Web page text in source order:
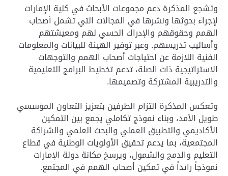
وتشجع المذكرة دعم مجموعات الأبحاث في كلية الإمارات
لإجراء بحوثها ونشرها في المجالات التي تشمل أصحاب
الهمم وحقوقهم والإدراك الحسي لهم ومعيشتهم
وأساليب تدريسهم. وعبر توفير الهيئة للبيانات والمعلومات
الفنية اللازمة عن احتياجات أصحاب الهمم والتوجهات
الاستراتيجية ذات الصلة، تدعم تخطيط البرامج التعليمية
والتدريبية المشتركة وتصميمها.
وتعكس المذكرة التزام الطرفين بتعزيز التعاون المؤسسي
طويل الأمد، وبناء نموذج تكاملي يجمع بين التمكين
الأكاديمي والتطبيق العملي والبحث العلمي والشراكة
المجتمعية، بما يدعم تحقيق الأولويات الوطنية في قطاع
التعليم والدمج والشمول، ويرسخ مكانة دولة الإمارات
نموذجاً رائداً في تمكين أصحاب الهمم في المجتمع.